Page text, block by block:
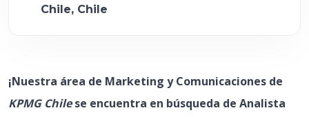
Chile, Chile
¡Nuestra área de Marketing y Comunicaciones de
KPMG Chilese encuentra en búsqueda de Analista